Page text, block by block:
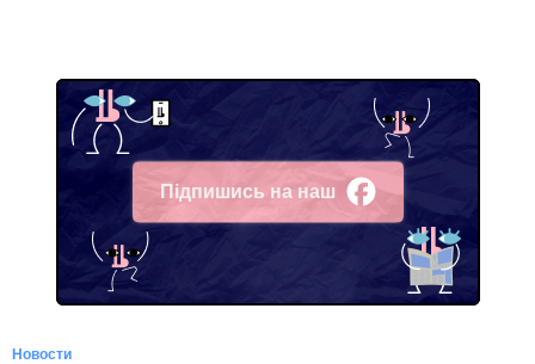
Підпишись на наш
Facebook
Новости